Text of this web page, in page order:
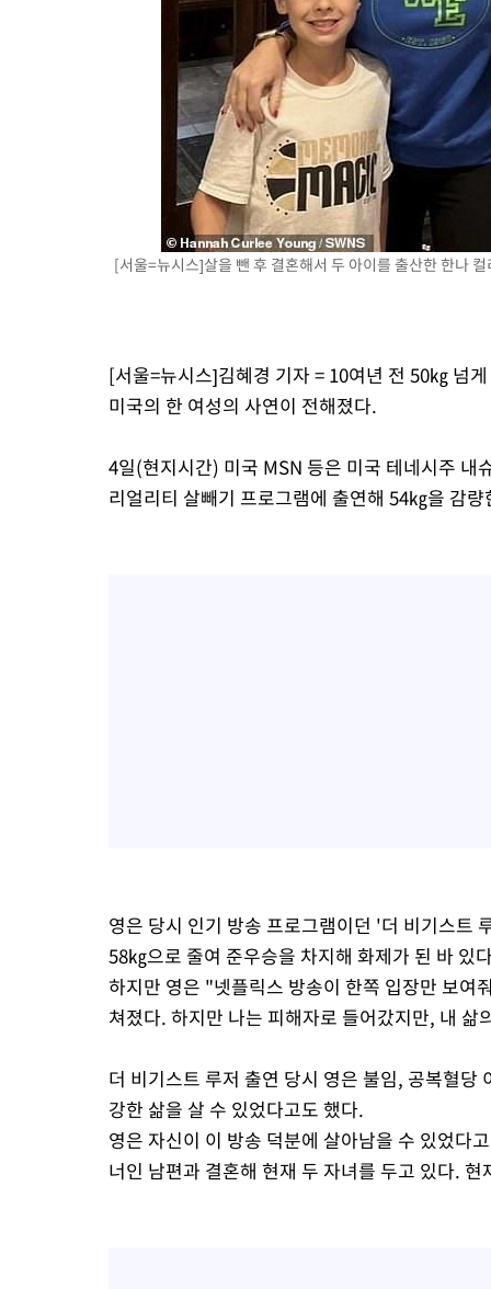
[속보]원·달러 환율, 오전 9시 1410.3원
[속보]코스닥, 8.85포인트(1.11%) 오른 807.66 개장
[속보]코스피, 47.56포인트(0.76%) 오른 6306.33 개장
[속보]지하철 1호선 상행선 용산역 무정차 통과…"집회·시위"
'낮 최고 34도' 전국 더위 지속…강원·경상권 오전 비
[서울=뉴시스]살을 뺀 후 결혼해서 두 아이를 출산한 한나
[서울=뉴시스]김혜경 기자 = 10여년 전 50㎏ 넘
미국의 한 여성의 사연이 전해졌다.
4일(현지시간) 미국 MSN 등은 미국 테네시주
리얼리티 살빼기 프로그램에 출연해 54㎏을 감
영은 당시 인기 방송 프로그램이던 '더 비기스
58㎏으로 줄여 준우승을 차지해 화제가 된 바 있
하지만 영은 "넷플릭스 방송이 한쪽 입장만 보여
쳐졌다. 하지만 나는 피해자로 들어갔지만, 내
더 비기스트 루저 출연 당시 영은 불임, 공복혈
강한 삶을 살 수 있었다고도 했다.
영은 자신이 이 방송 덕분에 살아남을 수 있었다
너인 남편과 결혼해 현재 두 자녀를 두고 있다.